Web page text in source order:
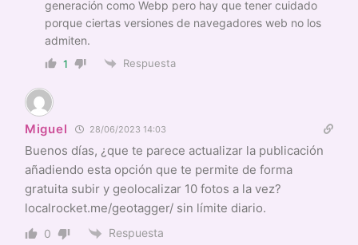
generación como Webp pero hay que tener cuidado
porque ciertas versiones de navegadores web no los
admiten.
1 Respuesta
Miguel 28/06/2023 14:03
Buenos días, ¿que te parece actualizar la publicación
añadiendo esta opción que te permite de forma
gratuita subir y geolocalizar 10 fotos a la vez?
localrocket.me/geotagger/ sin límite diario.
0 Respuesta